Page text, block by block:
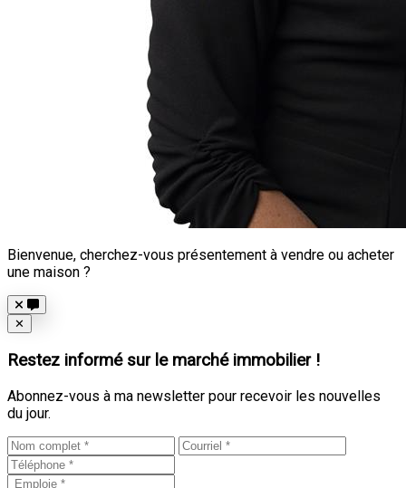
Bienvenue, cherchez-vous présentement à vendre ou acheter
une maison ?
Close
✕
Restez informé sur le marché immobilier !
Abonnez-vous à ma newsletter pour recevoir les nouvelles
du jour.